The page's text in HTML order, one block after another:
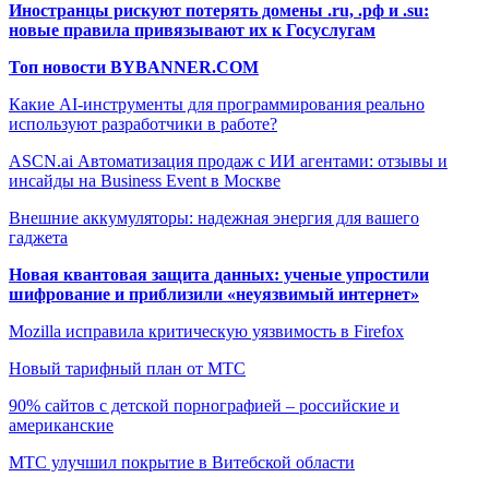
Иностранцы рискуют потерять домены .ru, .рф и .su:
новые правила привязывают их к Госуслугам
Топ новости BYBANNER.COM
Какие AI-инструменты для программирования реально
используют разработчики в работе?
ASCN.ai Автоматизация продаж с ИИ агентами: отзывы и
инсайды на Business Event в Москве
Внешние аккумуляторы: надежная энергия для вашего
гаджета
Новая квантовая защита данных: ученые упростили
шифрование и приблизили «неуязвимый интернет»
Mozilla исправила критическую уязвимость в Firefox
Новый тарифный план от МТС
90% сайтов с детской порнографией – российские и
американские
МТС улучшил покрытие в Витебской области